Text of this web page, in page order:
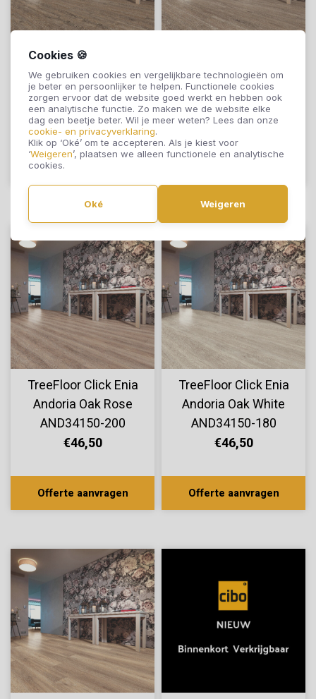
Cookies 🍪
We gebruiken cookies en vergelijkbare technologieën om
je beter en persoonlijker te helpen. Functionele cookies
zorgen ervoor dat de website goed werkt en hebben ook
een analytische functie. Zo maken we de website elke
dag een beetje beter. Wil je meer weten? Lees dan onze
cookie- en privacyverklaring.
Klik op ‘Oké’ om te accepteren. Als je kiest voor
‘Weigeren’, plaatsen we alleen functionele en analytische
cookies.
Oké Weigeren
TreeFloor Click Enia
Andoria Oak Olive
AND34150-240
€46,50
Offerte aanvragen
Andoria Oak Country
AND34150-220
€46,50
TreeFloor Click Enia
Andoria Oak Rose
AND34150-200
€46,50
Offerte aanvragen
TreeFloor Click Enia
Andoria Oak White
AND34150-180
€46,50
Offerte aanvragen